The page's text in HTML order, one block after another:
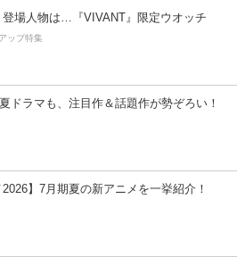
登場人物は…『VIVANT』限定ウオッチ
ップ特集
ドラマも、注目作＆話題作が勢ぞろい！
2026】7月期夏の新アニメを一挙紹介！